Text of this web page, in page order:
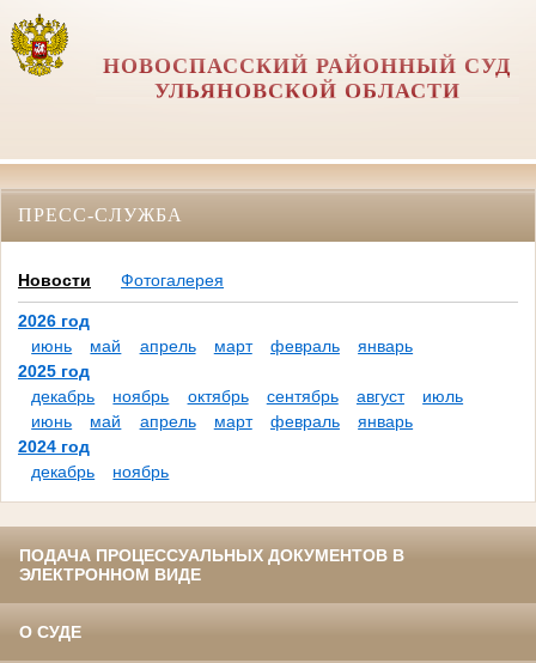
НОВОСПАССКИЙ РАЙОННЫЙ СУД
УЛЬЯНОВСКОЙ ОБЛАСТИ
ПРЕСС-СЛУЖБА
Новости Фотогалерея
2026 год
июнь
май апрель март февраль
январь
2025 год
декабрь
ноябрь октябрь сентябрь август
июль
июнь
май апрель март февраль
январь
2024 год
декабрь
ноябрь
ПОДАЧА ПРОЦЕССУАЛЬНЫХ ДОКУМЕНТОВ В
ЭЛЕКТРОННОМ ВИДЕ
О СУДЕ